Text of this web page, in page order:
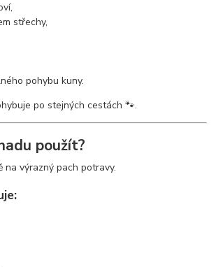
střechy,
pohybu kuny.
po stejných cestách 🐾.
použít?
na výrazný pach potravy.